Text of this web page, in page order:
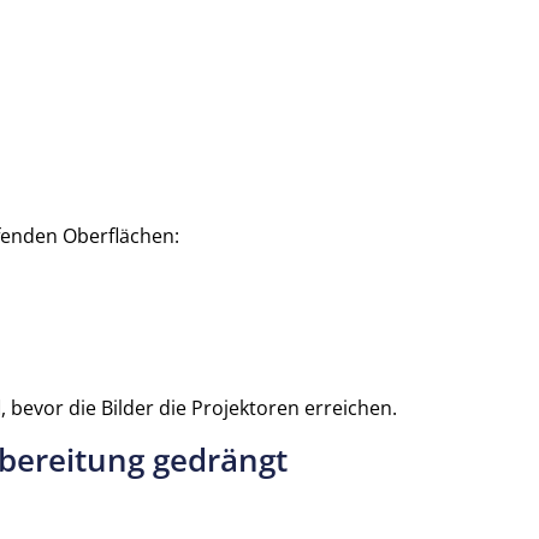
Oberflächen:
, bevor die Bilder die Projektoren erreichen.
gedrängt